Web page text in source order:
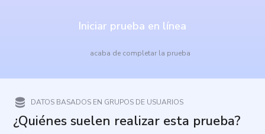
Iniciar prueba en línea
acaba de completar la prueba
DATOS BASADOS EN GRUPOS DE USUARIOS
¿Quiénes suelen realizar esta prueba?